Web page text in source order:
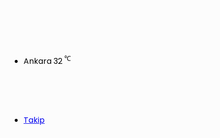
Ankara32 ℃
Takip